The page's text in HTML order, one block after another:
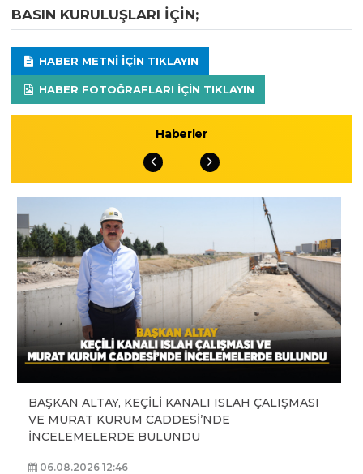
BASIN KURULUŞLARI IÇIN;
HABER METNI IÇIN TIKLAYIN
HABER FOTOĞRAFLARI IÇIN TIKLAYIN
Haberler
BAŞKAN ALTAY, KEÇİLİ KANALI ISLAH ÇALIŞMASI
VE MURAT KURUM CADDESİ’NDE
İNCELEMELERDE BULUNDU
06.08.2026 12:46